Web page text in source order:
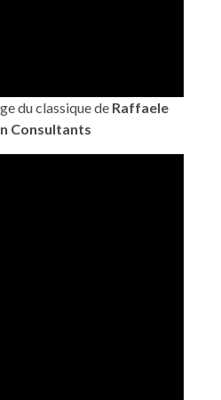
du classique de Raffaele
Consultants